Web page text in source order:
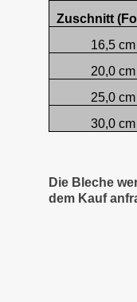
Zuschnitt
16,5 cm
20,0 cm
25,0 cm
30,0 cm
Die Bleche
dem Kauf